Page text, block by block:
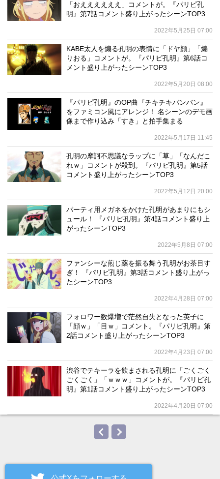
「おええええええ」コメントが。『パリピ孔
明』第7話コメント盛り上がったシーンTOP3
2022年5月25日 07:00
KABE太人を煽る孔明の表情に「ドヤ顔」「煽
りおる」コメントが。『パリピ孔明』第6話コ
メント盛り上がったシーンTOP3
2022年5月20日 08:00
『パリピ孔明』のOP曲『チキチキバンバン』
をファミコン風にアレンジ！ 名シーンのデモ画
像まで作り込み「すき」と拍手集まる
2022年5月17日 11:45
孔明の摩訶不思議なラップに「草」「なんだこ
れｗ」コメントが殺到。『パリピ孔明』第5話
コメント盛り上がったシーンTOP3
2022年5月12日 20:00
パーティ用メガネをかけた孔明があまりにもシ
ュール！ 『パリピ孔明』第4話コメント盛り上
がったシーンTOP3
2022年5月8日 07:00
ファンシーな煎じ薬を振る舞う孔明がお茶目す
ぎ！ 『パリピ孔明』第3話コメント盛り上がっ
たシーンTOP3
2022年4月28日 07:00
フォロワー数爆増で茫然自失となった英子に
「顔ｗ」「目ｗ」コメント。『パリピ孔明』第
2話コメント盛り上がったシーンTOP3
2022年4月23日 07:00
渋谷でテキーラを飲まされる孔明に「ごくごく
ごくごく」「ｗｗｗ」コメントが。『パリピ孔
明』第1話コメント盛り上がったシーンTOP3
2022年4月20日 07:00